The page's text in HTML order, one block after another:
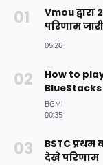
Vmou
परिणाम
How to
BlueStacks
BSTC प्रथम
देखे परिणाम